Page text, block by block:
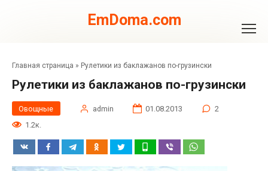
EmDoma.com
Главная страница » Рулетики из баклажанов по-грузински
Рулетики из баклажанов по-грузински
Овощные admin 01.08.2013
2
1.2к.